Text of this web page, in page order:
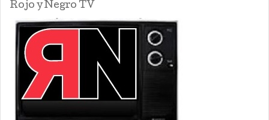
Rojo y Negro TV